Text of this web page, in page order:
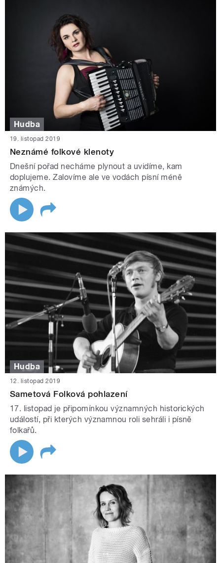
Hudba
19. listopad 2019
Neznámé folkové klenoty
Dnešní pořad necháme plynout a uvidíme, kam
doplujeme. Zalovíme ale ve vodách písní méně
známých.
Hudba
12. listopad 2019
Sametová Folková pohlazení
17. listopad je připomínkou významných historických
událostí, při kterých významnou roli sehráli i písně
folkařů.